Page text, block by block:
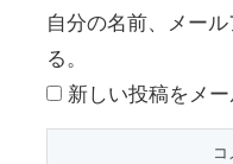
自分の名前、メー
る。
新しい投稿をメ